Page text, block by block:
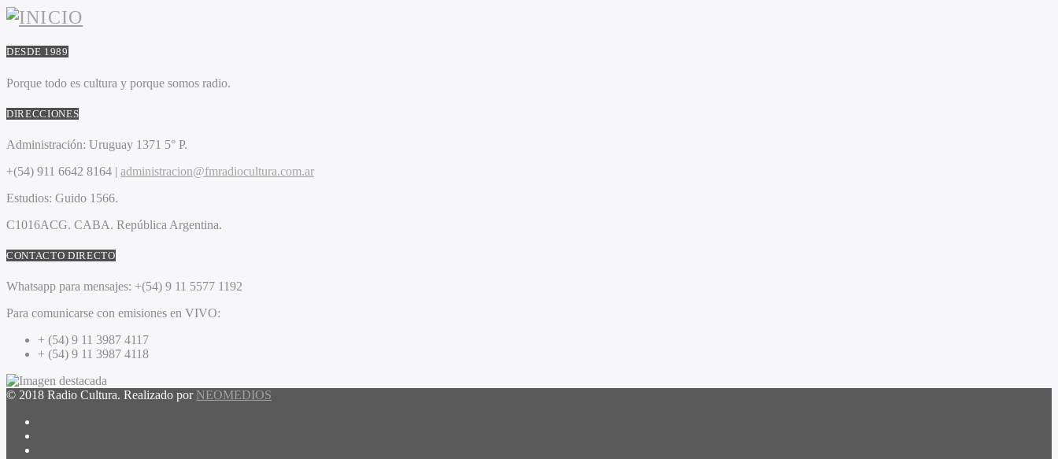
DESDE 1989
Porque todo es cultura y porque somos radio.
DIRECCIONES
Administración: Uruguay 1371 5° P.
+(54) 911 6642 8164 | administracion@fmradiocultura.com.ar
Estudios: Guido 1566.
C1016ACG. CABA. República Argentina.
CONTACTO DIRECTO
Whatsapp para mensajes: +(54) 9 11 5577 1192
Para comunicarse con emisiones en VIVO:
+ (54) 9 11 3987 4117
+ (54) 9 11 3987 4118
© 2018 Radio Cultura. Realizado por NEOMEDIOS